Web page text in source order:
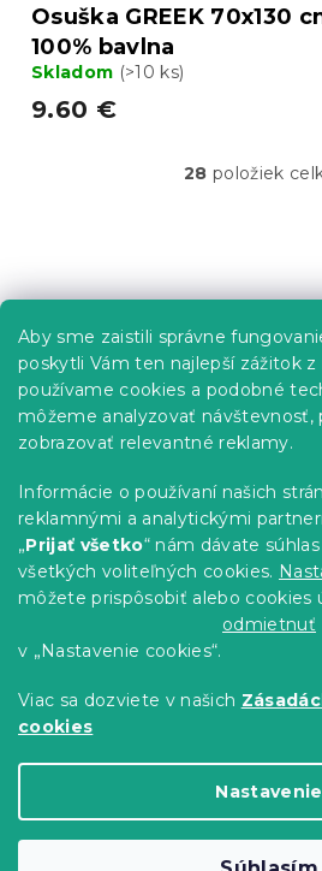
Aby sme zaistili správne
poskytli Vám ten najlepší zážitok z
používame cookies a podobné
môžeme analyzovať návštevnosť,
zobrazovať relevantné reklamy.
Informácie o používaní našich
reklamnými a analytickými
„Prijať všetko“ nám dávate
všetkých voliteľných cookies.
môžete prispôsobiť alebo cookies
odmietnuť
v „Nastavenie cookies“.
Viac sa dozviete v našich
cookies
Nastavenie
Osuška GREEK 70x130
100% bavlna
Skladom (>10 ks)
9.60 €
O
a
i
e
p
r
v
k
y
v
ý
p
i
s
u
28 položiek
á
Informácie pre vás
Predajne
Sledovanie objednávky
Možnosti doručenia
Reklamácie a vrátenie tovaru
Kontakty
Obchodné podmienky
Podmienky ochrany osobných
Pre partnerov
Copyright 2026Výpredaj